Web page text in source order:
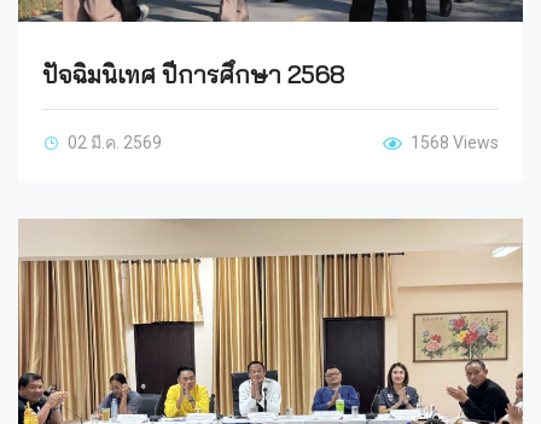
ปัจฉิมนิเทศ ปีการศึกษา 2568
02 มี.ค. 2569 1568 Views